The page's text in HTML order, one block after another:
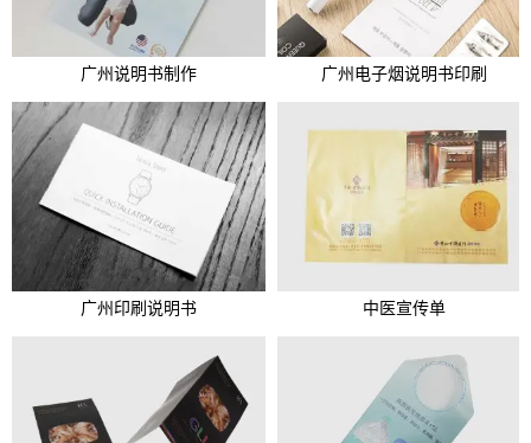
广州说明书制作 广州电子烟说明书印刷
广州印刷说明书 中医宣传单